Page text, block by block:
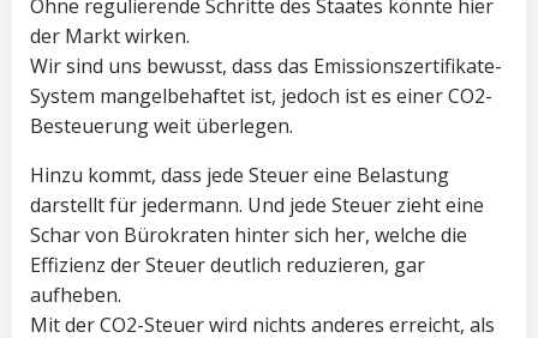
Ohne regulierende Schritte des Staates könnte hier
der Markt wirken.
Wir sind uns bewusst, dass das Emissionszertifikate-
System mangelbehaftet ist, jedoch ist es einer CO2-
Besteuerung weit überlegen.
Hinzu kommt, dass jede Steuer eine Belastung
darstellt für jedermann. Und jede Steuer zieht eine
Schar von Bürokraten hinter sich her, welche die
Effizienz der Steuer deutlich reduzieren, gar
aufheben.
Mit der CO2-Steuer wird nichts anderes erreicht, als